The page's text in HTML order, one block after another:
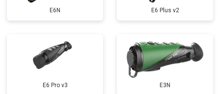
E6N E6 Plus v2
E6 Pro v3 E3N